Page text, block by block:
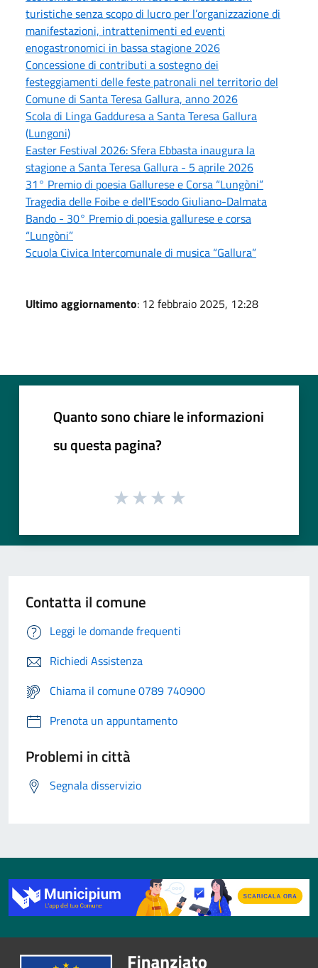
turistiche senza scopo di lucro per l’organizzazione di
manifestazioni, intrattenimenti ed eventi
enogastronomici in bassa stagione 2026
Concessione di contributi a sostegno dei
festeggiamenti delle feste patronali nel territorio del
Comune di Santa Teresa Gallura, anno 2026
Scola di Linga Gadduresa a Santa Teresa Gallura
(Lungoni)
Easter Festival 2026: Sfera Ebbasta inaugura la
stagione a Santa Teresa Gallura - 5 aprile 2026
31° Premio di poesia Gallurese e Corsa “Lungòni”
Tragedia delle Foibe e dell'Esodo Giuliano-Dalmata
Bando - 30° Premio di poesia gallurese e corsa
“Lungòni”
Scuola Civica Intercomunale di musica “Gallura”
Ultimo aggiornamento: 12 febbraio 2025, 12:28
Quanto sono chiare le informazioni
su questa pagina?
Contatta il comune
Leggi le domande frequenti
Richiedi Assistenza
Chiama il comune 0789 740900
Prenota un appuntamento
Problemi in città
Segnala disservizio